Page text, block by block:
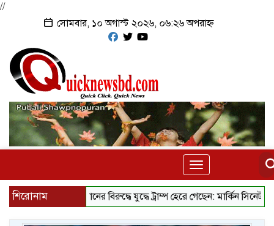
//
সোমবার, ১০ অগাস্ট ২০২৬, ০৬:২৬ অপরাহ্ন
Toggle
navigation
শিরোনাম ইরানের বিরুদ্ধে যুদ্ধে ট্রাম্প হেরে গেছেন: মার্কিন সিনেটর